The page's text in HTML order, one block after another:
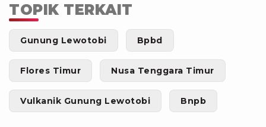
TOPIK TERKAIT
Gunung Lewotobi Bpbd
Flores Timur Nusa Tenggara Timur
Vulkanik Gunung Lewotobi Bnpb